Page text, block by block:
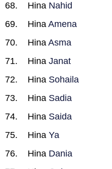
Hina Nahid
Hina Amena
Hina Asma
Hina Janat
Hina Sohaila
Hina Sadia
Hina Saida
Hina Ya
Hina Dania